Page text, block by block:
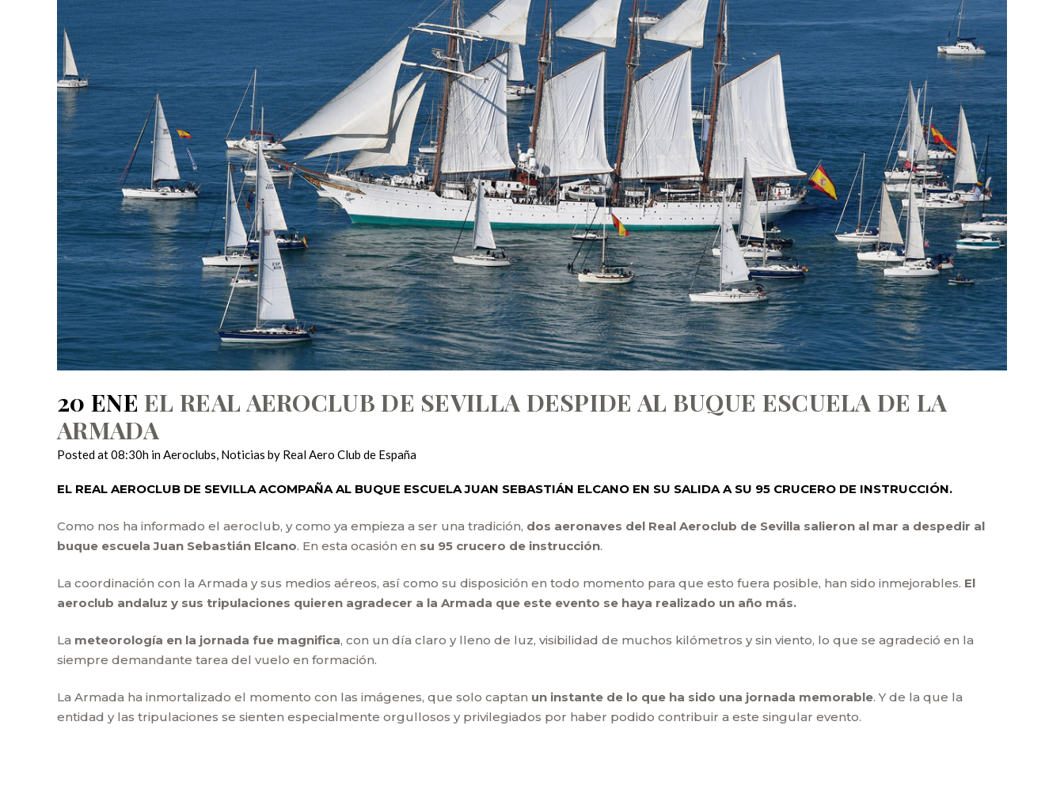
20 ENE EL REAL AEROCLUB DE SEVILLA DESPIDE AL BUQUE ESCUELA DE LA
ARMADA
Posted at 08:30h inAeroclubs, Noticias by Real Aero Club de España
EL REAL AEROCLUB DE SEVILLA ACOMPAÑA AL BUQUE ESCUELA JUAN SEBASTIÁN ELCANO EN SU SALIDA A SU 95 CRUCERO DE INSTRUCCIÓN.
Como nos ha informado el aeroclub, y como ya empieza a ser una tradición, dos aeronaves del Real Aeroclub de Sevilla salieron al mar a despedir al
buque escuela Juan Sebastián Elcano. En esta ocasión en su 95 crucero de instrucción.
La coordinación con la Armada y sus medios aéreos, así como su disposición en todo momento para que esto fuera posible, han sido inmejorables. El
aeroclub andaluz y sus tripulaciones quieren agradecer a la Armada que este evento se haya realizado un año más.
La meteorología en la jornada fue magnifica, con un día claro y lleno de luz, visibilidad de muchos kilómetros y sin viento, lo que se agradeció en la
siempre demandante tarea del vuelo en formación.
La Armada ha inmortalizado el momento con las imágenes, que solo captan un instante de lo que ha sido una jornada memorable. Y de la que la
entidad y las tripulaciones se sienten especialmente orgullosos y privilegiados por haber podido contribuir a este singular evento.